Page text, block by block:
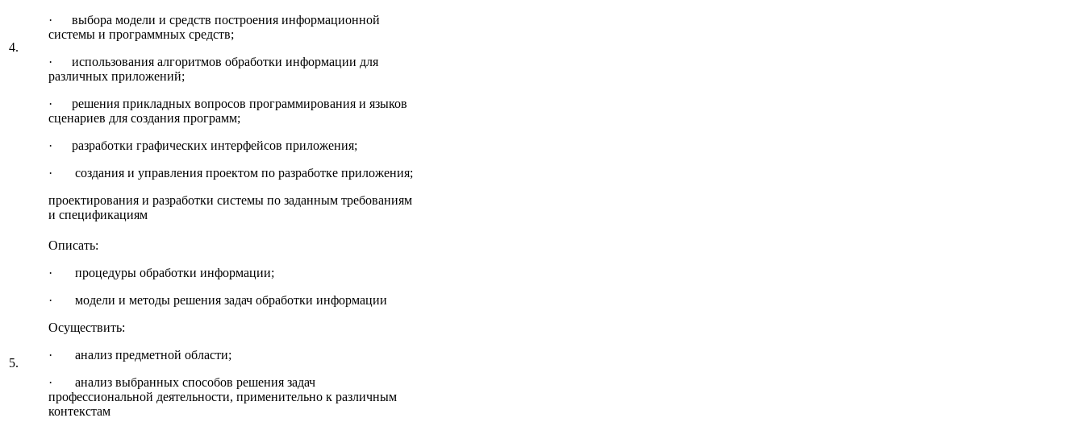
4.
· выбора модели и средств построения информационной
системы и программных средств;
· использования алгоритмов обработки информации для
различных приложений;
· решения прикладных вопросов программирования и языков
сценариев для создания программ;
· разработки графических интерфейсов приложения;
· создания и управления проектом по разработке приложения;
проектирования и разработки системы по заданным требованиям
и спецификациям
5.
Описать:
· процедуры обработки информации;
· модели и методы решения задач обработки информации
Осуществить:
· анализ предметной области;
· анализ выбранных способов решения задач
профессиональной деятельности, применительно к различным
контекстам